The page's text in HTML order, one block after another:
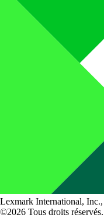
Lexmark International,
©2026 Tous droits réservés.